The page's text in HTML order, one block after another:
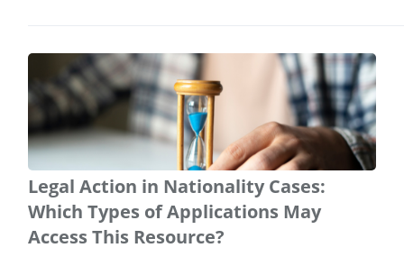
Legal Action in Nationality Cases:
Which Types of Applications May
Access This Resource?